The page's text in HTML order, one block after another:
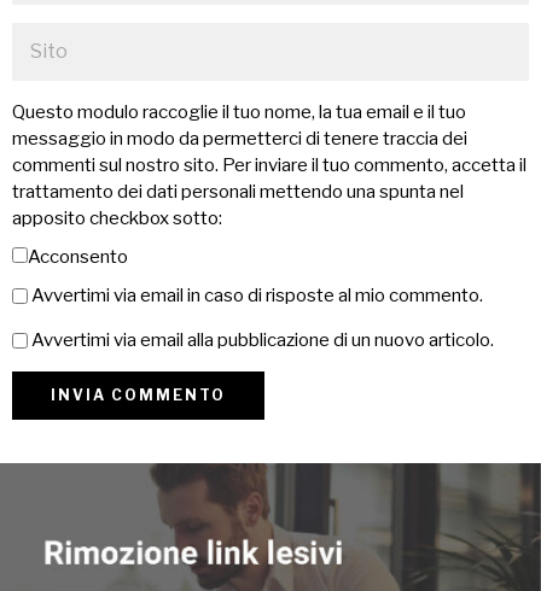
Questo modulo raccoglie il tuo nome, la tua email e il tuo
messaggio in modo da permetterci di tenere traccia dei
commenti sul nostro sito. Per inviare il tuo commento, accetta il
trattamento dei dati personali mettendo una spunta nel
apposito checkbox sotto:
Acconsento
Avvertimi via email in caso di risposte al mio commento.
Avvertimi via email alla pubblicazione di un nuovo articolo.